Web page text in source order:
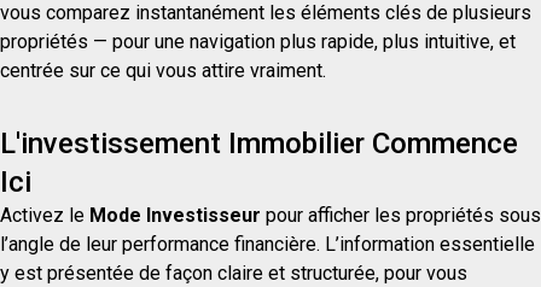
vous comparez instantanément les éléments clés de plusieurs
propriétés — pour une navigation plus rapide, plus intuitive, et
centrée sur ce qui vous attire vraiment.
L'investissement Immobilier Commence
Ici
Activez le Mode Investisseur pour afficher les propriétés sous
l’angle de leur performance financière. L’information essentielle
y est présentée de façon claire et structurée, pour vous